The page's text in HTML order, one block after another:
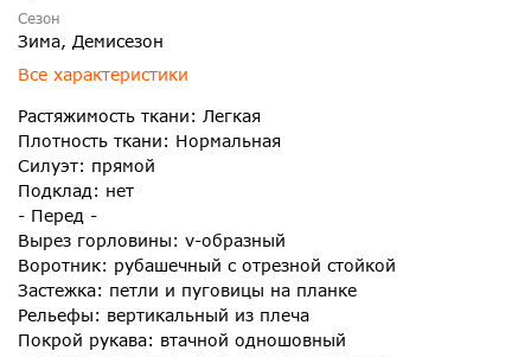
Сезон
Зима, Демисезон
Все характеристики
Растяжимость ткани: Легкая
Плотность ткани: Нормальная
Силуэт: прямой
Подклад: нет
- Перед -
Вырез горловины: v-образный
Воротник: рубашечный с отрезной стойкой
Застежка: петли и пуговицы на планке
Рельефы: вертикальный из плеча
Покрой рукава: втачной одношовный